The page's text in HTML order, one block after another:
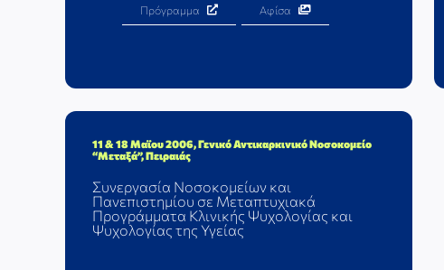
Πρόγραμμα Αφίσα
11 & 18 Μαϊου 2006, Γενικό Αντικαρκινικό Νοσοκομείο
“Μεταξά”, Πειραιάς
Συνεργασία Νοσοκομείων και
Πανεπιστημίου σε Μεταπτυχιακά
Προγράμματα Κλινικής Ψυχολογίας και
Ψυχολογίας της Υγείας